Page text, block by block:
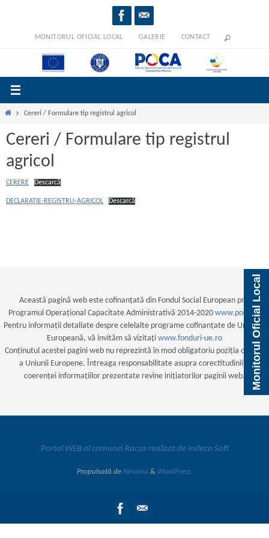
MONITORUL OFICIAL LOCAL GALERIE CONTACT
PrimaCereri / Formulare tip registrul agricol
Cereri / Formulare tip registrul
agricol
CERERE Descarcă
DECLARATIE-REGISTRU-AGRICOL Descarcă
Această pagină web este cofinanțată din Fondul Social European prin
Programul Operațional Capacitate Administrativă 2014-2020 www.poca.ro
Pentru informații detaliate despre celelalte programe cofinanțate de Uniunea
Europeană, vă invităm să vizitați www.fonduri-ue.ro
Conținutul acestei pagini web nu reprezintă în mod obligatoriu poziția oficială
a Uniunii Europene. Întreaga responsabilitate asupra corectitudinii și
coerenței informațiilor prezentate revine inițiatorilor paginii web.
Portal WEB al comunei Racșa realizat de Indeco Soft
Propulsată de Nirvana & WordPress.
Monitorul Oficial Local